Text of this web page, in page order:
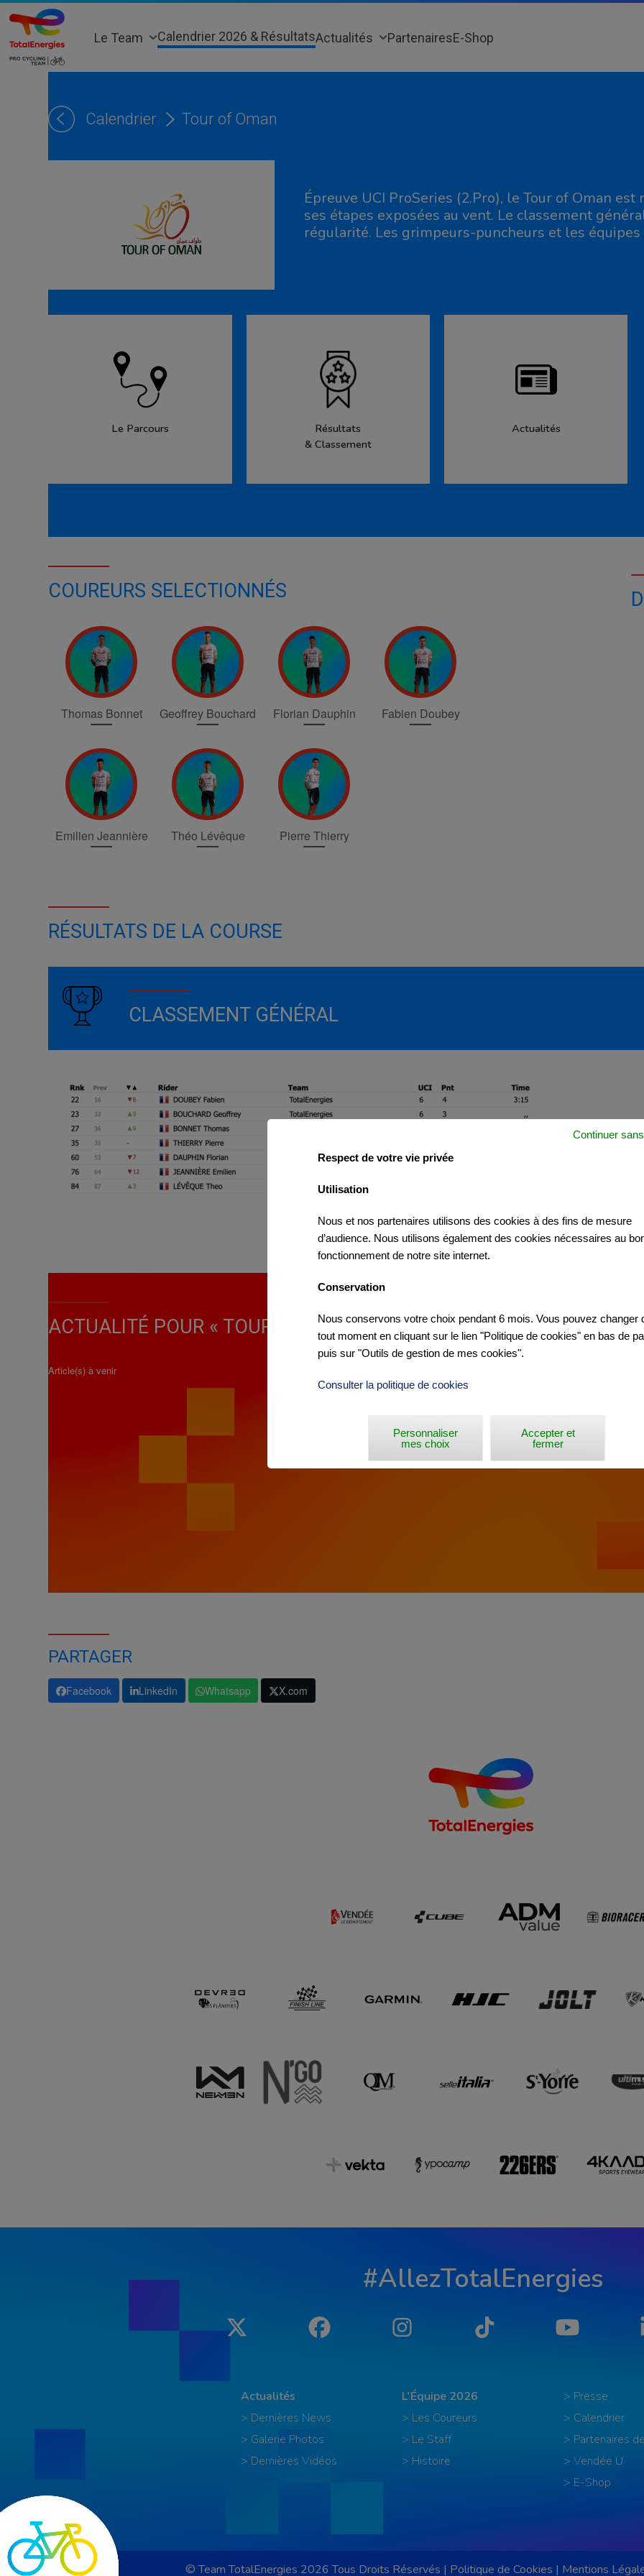
Skip
content
Le Team Calendrier 2026 & RésultatsActualités PartenairesE-Shop
Calendrier Tour of Oman
Épreuve UCI ProSeries (2.Pro), le Tour of Oman
ses étapes exposées au vent. Le classement
régularité. Les grimpeurs-puncheurs et les
Le Parcours
Résultats
& Classement
Actualités
COUREURS SELECTIONNÉS
Thomas Bonnet Geoffrey Bouchard Florian Dauphin Fabien Doubey
Emilien Jeannière Théo Lévêque Pierre Thierry
RÉSULTATS DE LA COURSE
CLASSEMENT GÉNÉRAL
ACTUALITÉ POUR « TOUR OF OMAN »
Article(s) à venir
PARTAGER
Facebook LinkedIn Whatsapp X.com
#AllezTotalEnergies
Twitter Facebook Instagram Tiktok YouTube
Actualités
> Dernières News
> Galerie Photos
> Dernières Vidéos
L'Équipe 2026
> Les Coureurs
> Le Staff
> Histoire
> Presse
> Calendrier
> Partenaires
> Vendée U
> E-Shop
© Team TotalEnergies 2026 Tous Droits Réservés | Politique de Cookies | Mentions
Respect de votre vie privée
Utilisation
Nous et nos partenaires utilisons des cookies à des fins de mesure
d’audience. Nous utilisons également des cookies nécessaires au
fonctionnement de notre site internet.
Conservation
Nous conservons votre choix pendant 6 mois. Vous pouvez changer
tout moment en cliquant sur le lien "Politique de cookies" en bas de
puis sur "Outils de gestion de mes cookies".
Consulter la politique de cookies
Personnaliser
mes choix
Accepter et
fermer
Continuer